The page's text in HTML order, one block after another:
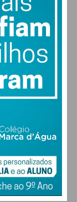
27°
DOM
ALTERAR
DE